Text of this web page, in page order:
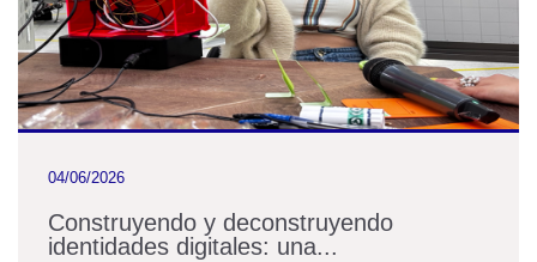
04/06/2026
Construyendo y deconstruyendo
identidades digitales: una...